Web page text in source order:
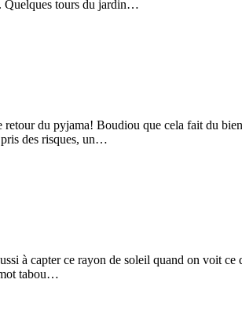
Quelques tours du jardin…
du pyjama! Boudiou que cela fait du
pris des risques, un…
à capter ce rayon de soleil quand on voit
tabou…